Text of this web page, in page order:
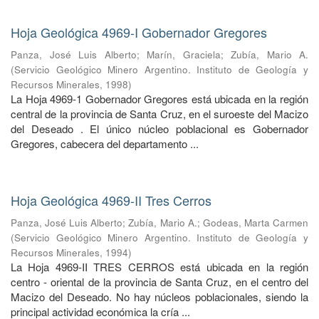
Hoja Geológica 4969-I Gobernador Gregores
Panza, José Luis Alberto; Marín, Graciela; Zubía, Mario A.
(Servicio Geológico Minero Argentino. Instituto de Geología y
Recursos Minerales, 1998)
La Hoja 4969-1 Gobernador Gregores está ubicada en la región
central de la provincia de Santa Cruz, en el suroeste del Macizo
del Deseado . El único núcleo poblacional es Gobernador
Gregores, cabecera del departamento ...
Hoja Geológica 4969-II Tres Cerros
Panza, José Luis Alberto;Zubía, Mario A.; Godeas, Marta Carmen
(Servicio Geológico Minero Argentino. Instituto de Geología y
Recursos Minerales, 1994)
La Hoja 4969-II TRES CERROS está ubicada en la región
centro - oriental de la provincia de Santa Cruz, en el centro del
Macizo del Deseado. No hay núcleos poblacionales, siendo la
principal actividad económica la cría ...